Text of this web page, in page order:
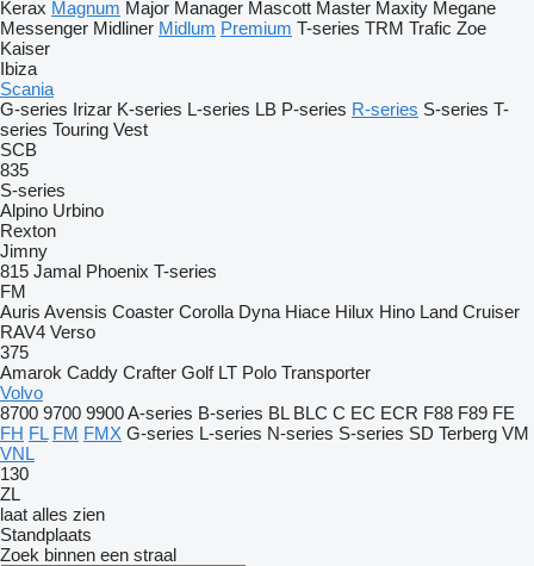
Kerax Magnum Major Manager Mascott Master Maxity Megane
Messenger Midliner Midlum Premium T-series TRM Trafic Zoe
Kaiser
Ibiza
Scania
G-series Irizar K-series L-series LB P-series R-series S-series T-
series Touring Vest
SCB
835
S-series
Alpino Urbino
Rexton
Jimny
815 Jamal Phoenix T-series
FM
Auris Avensis Coaster Corolla Dyna Hiace Hilux Hino Land Cruiser
RAV4 Verso
375
Amarok Caddy Crafter Golf LT Polo Transporter
Volvo
8700 9700 9900A-series B-series BL BLC C EC ECR F88 F89 FE
FH FL FM FMX G-series L-series N-series S-series SD Terberg VM
VNL
130
ZL
laat alles zien
Standplaats
Zoek binnen een straal